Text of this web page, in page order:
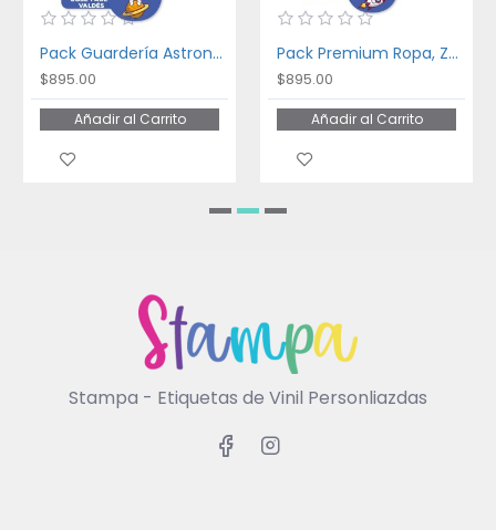
Pack Guardería Astronaut
$895.00
Añadir al Carrito
Pack Premium Ropa, Zapatos y Escuela Astronaut
$895.00
Añadir al Carrito
Stampa - Etiquetas de Vinil Personliazdas